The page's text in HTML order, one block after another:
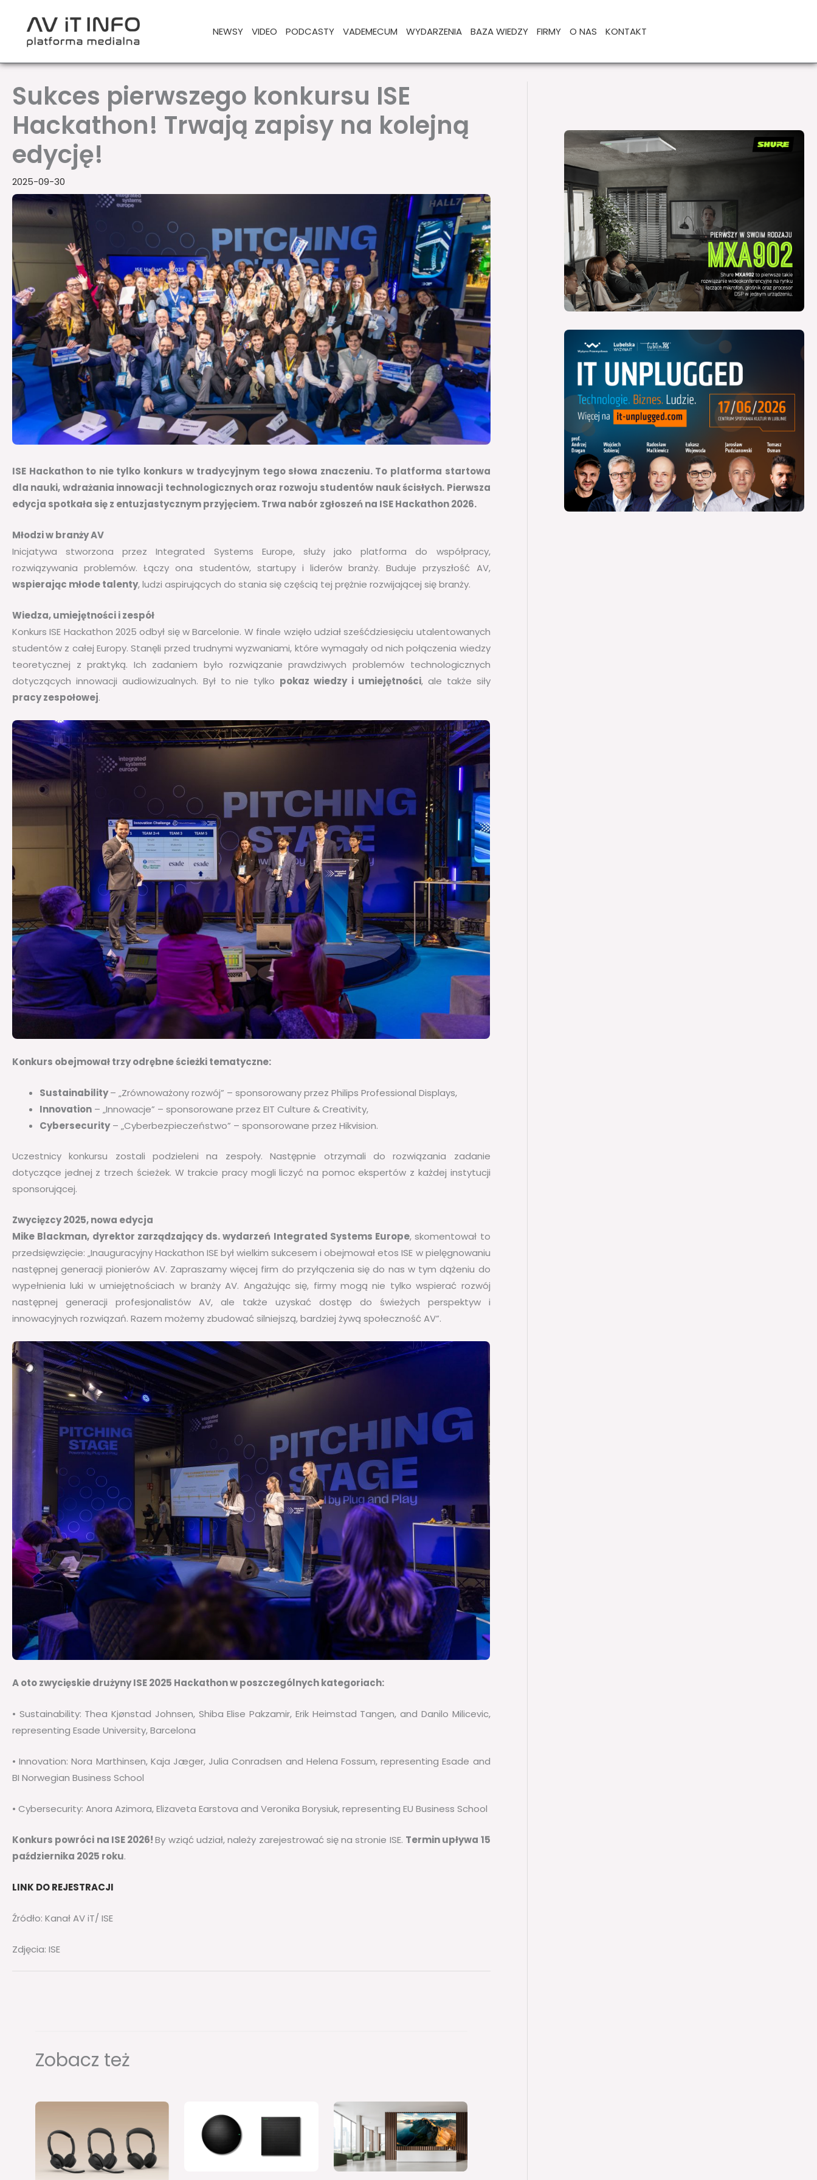
NEWSY VIDEO PODCASTY VADEMECUM WYDARZENIA BAZA WIEDZY FIRMY O NAS KONTAKT
Sukces pierwszego konkursu ISE
Hackathon! Trwają zapisy na kolejną
edycję!
2025-09-30
ISE Hackathon to nie tylko konkurs w tradycyjnym tego słowa znaczeniu. To platforma startowa
dla nauki, wdrażania innowacji technologicznych oraz rozwoju studentów nauk ścisłych. Pierwsza
edycja spotkała się z entuzjastycznym przyjęciem. Trwa nabór zgłoszeń na ISE Hackathon 2026.
Młodzi w branży AV
Inicjatywa stworzona przez Integrated Systems Europe, służy jako platforma do współpracy,
rozwiązywania problemów. Łączy ona studentów, startupy i liderów branży. Buduje przyszłość AV,
wspierając młode talenty, ludzi aspirujących do stania się częścią tej prężnie rozwijającej się branży.
Wiedza, umiejętności i zespół
Konkurs ISE Hackathon 2025 odbył się w Barcelonie. W finale wzięło udział sześćdziesięciu utalentowanych
studentów z całej Europy. Stanęli przed trudnymi wyzwaniami, które wymagały od nich połączenia wiedzy
teoretycznej z praktyką. Ich zadaniem było rozwiązanie prawdziwych problemów technologicznych
dotyczących innowacji audiowizualnych. Był to nie tylko pokaz wiedzy i umiejętności, ale także siły
pracy zespołowej.
Konkurs obejmował trzy odrębne ścieżki tematyczne:
Sustainability– „Zrównoważony rozwój” – sponsorowany przez Philips Professional Displays,
Innovation – „Innowacje” – sponsorowane przez EIT Culture & Creativity,
Cybersecurity– „Cyberbezpieczeństwo” – sponsorowane przez Hikvision.
Uczestnicy konkursu zostali podzieleni na zespoły. Następnie otrzymali do rozwiązania zadanie
dotyczące jednej z trzech ścieżek. W trakcie pracy mogli liczyć na pomoc ekspertów z każdej instytucji
sponsorującej.
Zwycięzcy 2025, nowa edycja
Mike Blackman, dyrektor zarządzający ds. wydarzeń Integrated Systems Europe, skomentował to
przedsięwzięcie: „Inauguracyjny Hackathon ISE był wielkim sukcesem i obejmował etos ISE w pielęgnowaniu
następnej generacji pionierów AV. Zapraszamy więcej firm do przyłączenia się do nas w tym dążeniu do
wypełnienia luki w umiejętnościach w branży AV. Angażując się, firmy mogą nie tylko wspierać rozwój
następnej generacji profesjonalistów AV, ale także uzyskać dostęp do świeżych perspektyw i
innowacyjnych rozwiązań. Razem możemy zbudować silniejszą, bardziej żywą społeczność AV”.
A oto zwycięskie drużyny ISE 2025 Hackathon w poszczególnych kategoriach:
• Sustainability: Thea Kjønstad Johnsen, Shiba Elise Pakzamir, Erik Heimstad Tangen, and Danilo Milicevic,
representing Esade University, Barcelona
• Innovation: Nora Marthinsen, Kaja Jæger, Julia Conradsen and Helena Fossum, representing Esade and
BI Norwegian Business School
• Cybersecurity: Anora Azimora, Elizaveta Earstova and Veronika Borysiuk, representing EU Business School
Konkurs powróci na ISE 2026!By wziąć udział, należy zarejestrować się na stronie ISE. Termin upływa 15
października 2025 roku.
LINK DO REJESTRACJI
Źródło: Kanał AV iT/ ISE
Zdjęcia: ISE
Zobacz też